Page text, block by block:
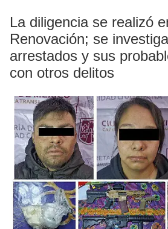
La diligencia se realizó
Renovación; se
arrestados y sus
con otros delitos